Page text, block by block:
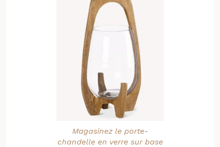
Magasinez le porte-
chandelle en verre sur base